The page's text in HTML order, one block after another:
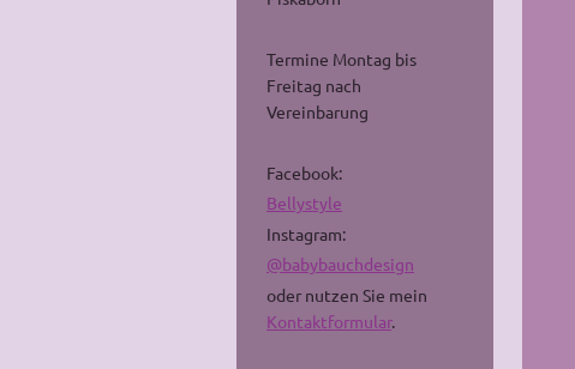
Termine Montag bis
Freitag nach
Vereinbarung
Facebook:
Bellystyle
Instagram:
@babybauchdesign
oder nutzen Sie mein
Kontaktformular.